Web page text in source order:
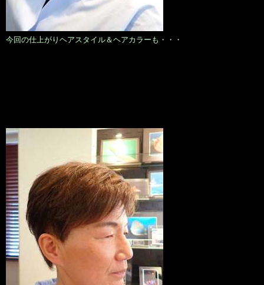
今回の仕上がりヘアスタイル＆ヘアカラーも・・・